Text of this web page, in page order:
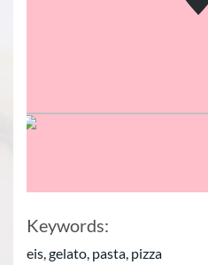
Keywords:
eis, gelato, pasta, pizza